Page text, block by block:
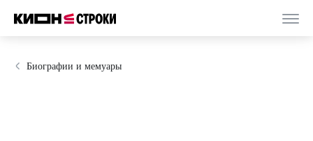
Биографии и мемуары